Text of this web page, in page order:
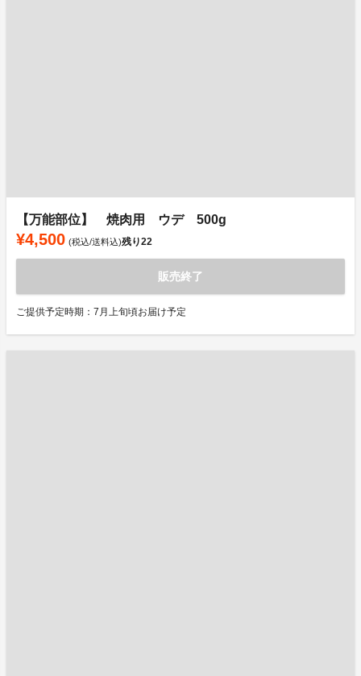
【万能部位】 焼肉用 ウデ 500g
¥4,500 (税込/送料込)残り22
販売終了
ご提供予定時期：7月上旬頃お届け予定